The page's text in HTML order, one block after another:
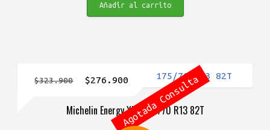
Añadir al carrito
Michelin Energy XM2 175/70 R13 82T
$323.900
El
original
$276.900
precio
actual
Agotada Consulta